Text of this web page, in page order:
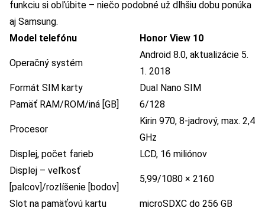
funkciu si obľúbite – niečo podobné už dlhšiu dobu ponúka
aj Samsung.
Model telefónu
Honor View 10
Operačný systém
Android 8.0, aktualizácie 5.
1. 2018
Formát SIM karty
Dual Nano SIM
Pamäť RAM/ROM/iná [GB]
6/128
Procesor
Kirin 970, 8-jadrový, max. 2,4
GHz
Displej, počet farieb
LCD, 16 miliónov
Displej – veľkosť
[palcov]/rozlíšenie [bodov]
5,99/1080 × 2160
Slot na pamäťovú kartu
microSDXC do 256 GB